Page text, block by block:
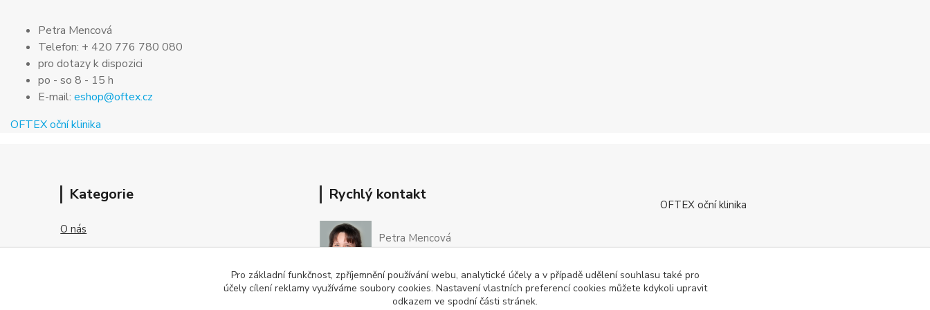
Petra Mencová
Telefon: + 420 776 780 080
pro dotazy k dispozici
po - so 8 - 15 h
E-mail: eshop@oftex.cz
OFTEX oční klinika
Kategorie
O nás
OFTEX oční klinika
Rychlý kontakt
Petra Mencová
+420 776 780 080
Po-So 8-15 hod
Pro základní funkčnost, zpříjemnění používání webu, analytické účely a v případě udělení souhlasu také pro
účely cílení reklamy využíváme soubory cookies. Nastavení vlastních preferencí cookies můžete kdykoli upravit
odkazem ve spodní části stránek.